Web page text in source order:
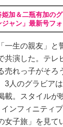
姫加＆二瓶有加の
ャン」最新号フ
生の親友」と
共演した。テレ
売れっ子がそろ
3人のグラビア
載。スタイルが
ンフィニティ
女子旅」を見て